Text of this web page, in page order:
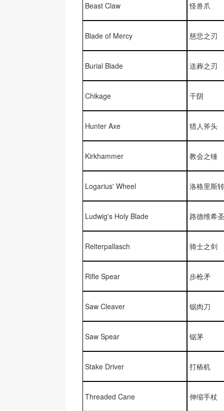
Beast Claw 怪兽爪
Blade of Mercy 慈悲之刃
Burial Blade 送葬之刃
Chikage 千阴
Hunter Axe 猎人斧头
Kirkhammer 教会之锤
Logarius' Wheel 洛格里斯
Ludwig's Holy Blade 路德维希
Reiterpallasch 骑士之剑
Rifle Spear 步枪矛
Saw Cleaver 锯肉刀
Saw Spear 锯茅
Stake Driver 打樁机
Threaded Cane 伸缩手杖